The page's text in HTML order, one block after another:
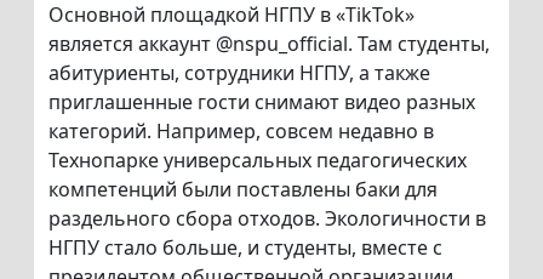
Основной площадкой НГПУ в «TikTok»
является аккаунт @nspu_official. Там студенты,
абитуриенты, сотрудники НГПУ, а также
приглашенные гости снимают видео разных
категорий. Например, совсем недавно в
Технопарке универсальных педагогических
компетенций были поставлены баки для
раздельного сбора отходов. Экологичности в
НГПУ стало больше, и студенты, вместе с